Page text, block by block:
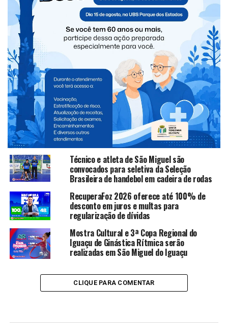
VOCÊ PODE GOSTAR
Equipe feminina de futsal de São Miguel do
Iguaçu conquista título da fase regional dos
Jogos Abertos do Paraná
Suspeito de assaltar van morre após
confronto com equipe do CHOQUE
Motorista paraguaio é preso com 3,5
toneladas de maconha que saíram de Foz
Técnico e atleta de São Miguel são
convocados para seletiva da Seleção
Brasileira de handebol em cadeira de rodas
RecuperaFoz 2026 oferece até 100% de
desconto em juros e multas para
regularização de dívidas
Mostra Cultural e 3ª Copa Regional do
Iguaçu de Ginástica Rítmica serão
realizadas em São Miguel do Iguaçu
CLIQUE PARA COMENTAR